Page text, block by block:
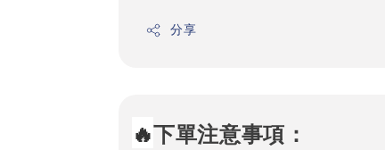
分享
🔥下單注意事項：